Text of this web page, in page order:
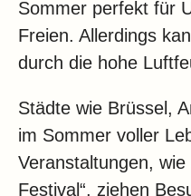
Sommer perfekt für
Freien. Allerdings
durch die hohe
Städte wie Brüssel,
im Sommer voller
Veranstaltungen,
Festival“, ziehen